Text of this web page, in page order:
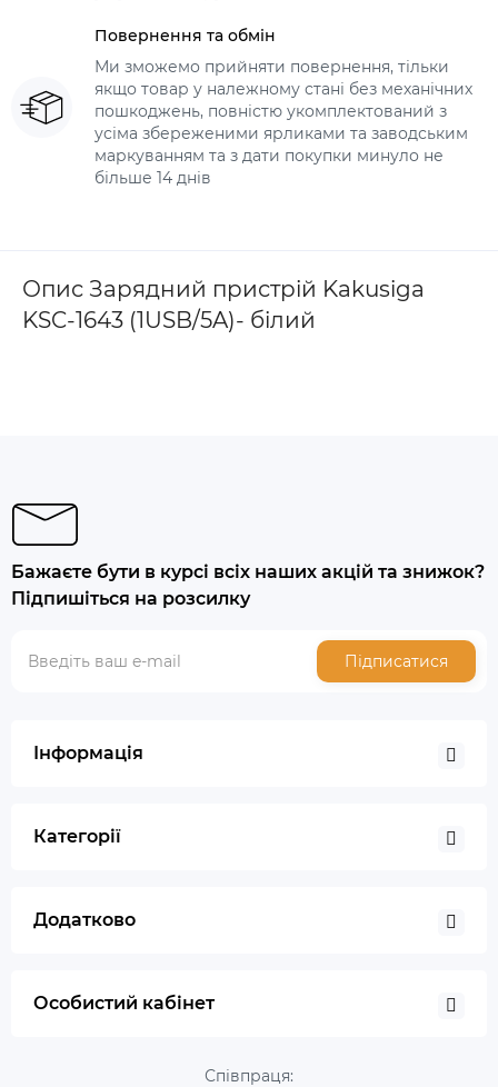
Повернення та обмін
Ми зможемо прийняти повернення, тільки
якщо товар у належному стані без механічних
пошкоджень, повністю укомплектований з
усіма збереженими ярликами та заводським
маркуванням та з дати покупки минуло не
більше 14 днів
Опис Зарядний пристрій Kakusiga
KSC-1643 (1USB/5A)- білий
Бажаєте бути в курсі всіх наших акцій та знижок?
Підпишіться на розсилку
Підписатися
Інформація
Категорії
Додатково
Особистий кабінет
Співпраця: